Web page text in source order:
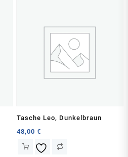
Tasche Leo, Dunkelbraun
48,00€